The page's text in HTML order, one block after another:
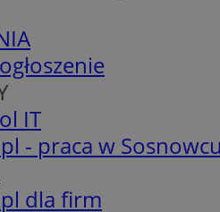
IT
- praca w
dla firm